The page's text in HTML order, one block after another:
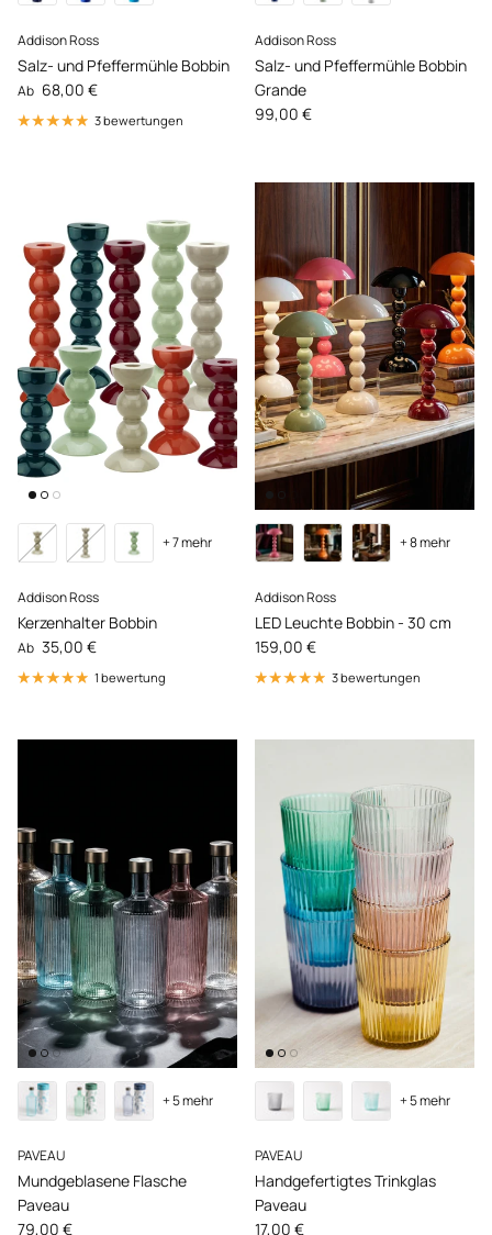
Addison Ross
Salz- und Pfeffermühle Bobbin
Normaler Preis
Ab 68,00 €
3 bewertungen
Addison Ross
Salz- und Pfeffermühle Bobbin
Grande
Normaler Preis
99,00 €
Addison Ross
Kerzenhalter Bobbin
Normaler Preis
Ab 35,00 €
+ 7 mehr
1 bewertung
Addison Ross
LED Leuchte Bobbin - 30 cm
Normaler Preis
159,00 €
+ 8 mehr
3 bewertungen
PAVEAU
Mundgeblasene Flasche
Paveau
Normaler Preis
79,00 €
+ 5 mehr
PAVEAU
Handgefertigtes Trinkglas
Paveau
Normaler Preis
17,00 €
+ 5 mehr